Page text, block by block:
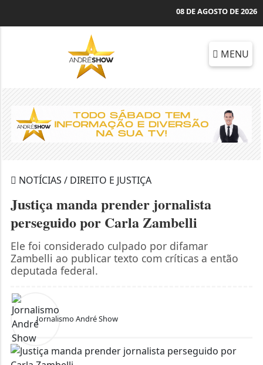
08 DE AGOSTO DE 2026
MENU
NOTÍCIAS / DIREITO E JUSTIÇA
Justiça manda prender jornalista
perseguido por Carla Zambelli
Ele foi considerado culpado por difamar
Zambelli ao publicar texto com críticas a então
deputada federal.
Jornalismo André Show